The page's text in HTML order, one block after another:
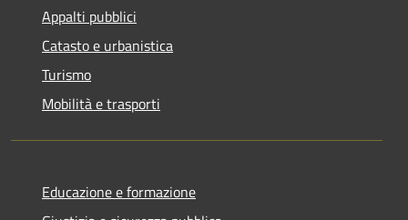
Appalti pubblici
Catasto e urbanistica
Turismo
Mobilità e trasporti
Educazione e formazione